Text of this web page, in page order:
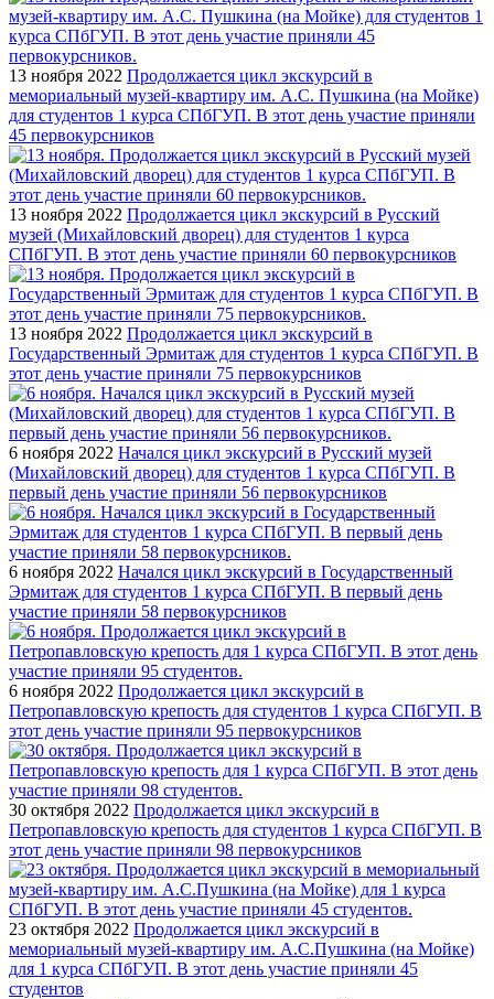
13 ноября 2022 Продолжается цикл экскурсий в
мемориальный музей-квартиру им. А.С. Пушкина (на Мойке)
для студентов 1 курса СПбГУП. В этот день участие приняли
45 первокурсников
13 ноября 2022 Продолжается цикл экскурсий в Русский
музей (Михайловский дворец) для студентов 1 курса
СПбГУП. В этот день участие приняли 60 первокурсников
13 ноября 2022 Продолжается цикл экскурсий в
Государственный Эрмитаж для студентов 1 курса СПбГУП. В
этот день участие приняли 75 первокурсников
6 ноября 2022 Начался цикл экскурсий в Русский музей
(Михайловский дворец) для студентов 1 курса СПбГУП. В
первый день участие приняли 56 первокурсников
6 ноября 2022 Начался цикл экскурсий в Государственный
Эрмитаж для студентов 1 курса СПбГУП. В первый день
участие приняли 58 первокурсников
6 ноября 2022 Продолжается цикл экскурсий в
Петропавловскую крепость для студентов 1 курса СПбГУП. В
этот день участие приняли 95 первокурсников
30 октября 2022 Продолжается цикл экскурсий в
Петропавловскую крепость для студентов 1 курса СПбГУП. В
этот день участие приняли 98 первокурсников
23 октября 2022 Продолжается цикл экскурсий в
мемориальный музей-квартиру им. А.С.Пушкина (на Мойке)
для 1 курса СПбГУП. В этот день участие приняли 45
студентов